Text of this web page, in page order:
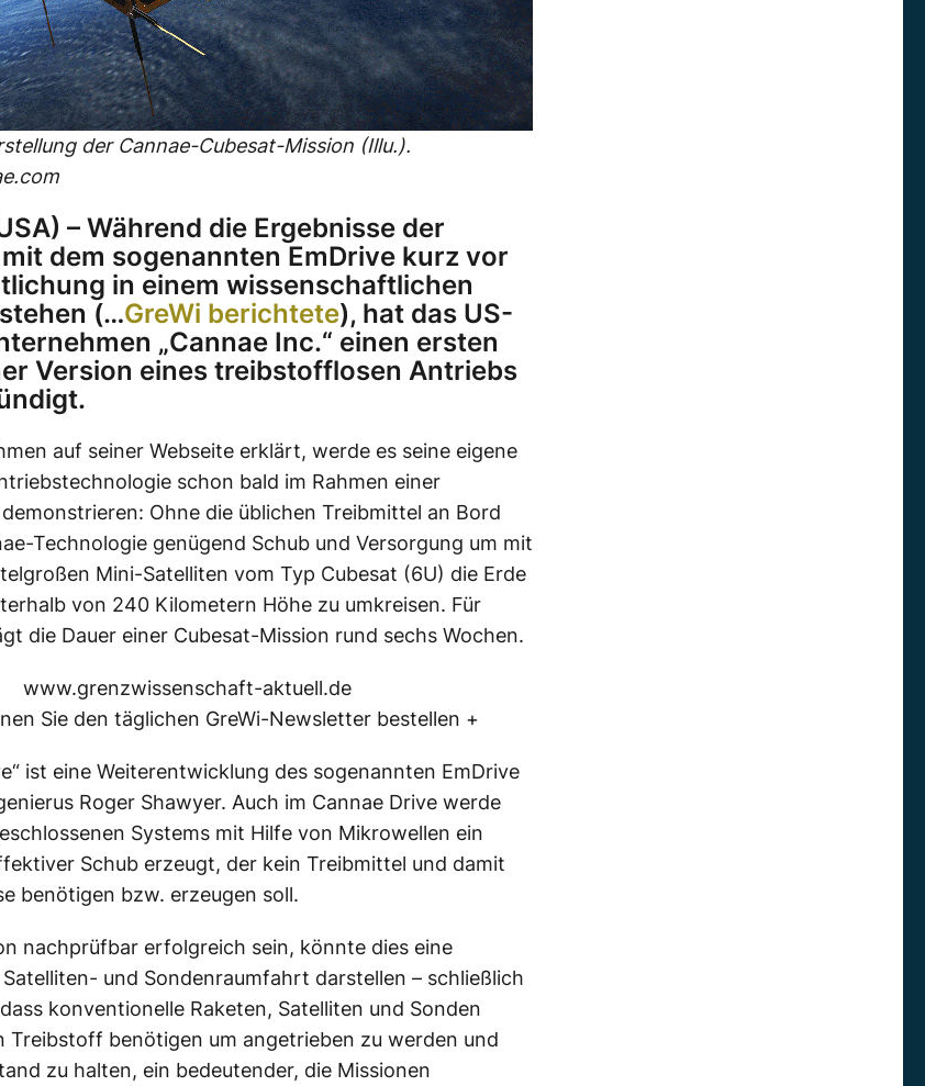
der Cannae-Cubesat-Mission (Illu.).
– Während die Ergebnisse der
dem sogenannten EmDrive kurz vor
in einem wissenschaftlichen
(…GreWi berichtete), hat das US-
„Cannae Inc.“ einen ersten
Version eines treibstofflosen Antriebs
auf seiner Webseite erklärt, werde es seine eigene
schon bald im Rahmen einer
Ohne die üblichen Treibmittel an Bord
Technologie genügend Schub und Versorgung um mit
Mini-Satelliten vom Typ Cubesat (6U) die Erde
von 240 Kilometern Höhe zu umkreisen. Für
die Dauer einer Cubesat-Mission rund sechs Wochen.
www.grenzwissenschaft-aktuell.de
Sie den täglichen GreWi-Newsletter bestellen +
ist eine Weiterentwicklung des sogenannten EmDrive
Roger Shawyer. Auch im Cannae Drive werde
Systems mit Hilfe von Mikrowellen ein
Schub erzeugt, der kein Treibmittel und damit
benötigen bzw. erzeugen soll.
nachprüfbar erfolgreich sein, könnte dies eine
und Sondenraumfahrt darstellen – schließlich
konventionelle Raketen, Satelliten und Sonden
Treibstoff benötigen um angetrieben zu werden und
zu halten, ein bedeutender, die Missionen